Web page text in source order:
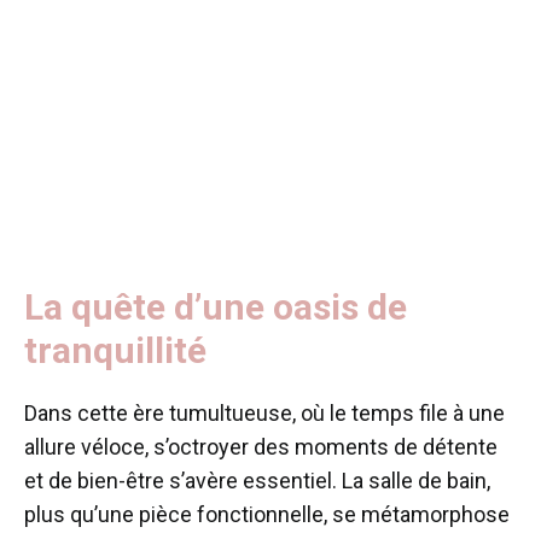
La quête d’une oasis de
tranquillité
Dans cette ère tumultueuse, où le temps file à une
allure véloce, s’octroyer des moments de détente
et de bien-être s’avère essentiel. La salle de bain,
plus qu’une pièce fonctionnelle, se métamorphose